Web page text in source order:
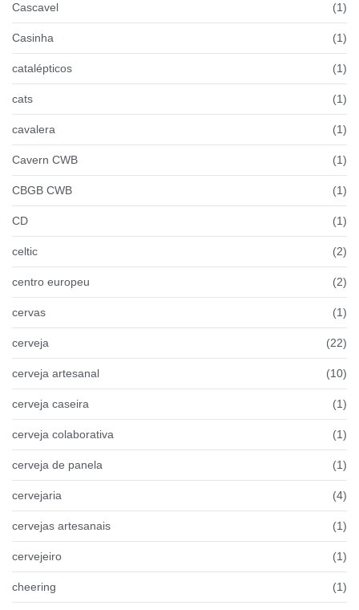
Cascavel (1)
Casinha (1)
catalépticos (1)
cats (1)
cavalera (1)
Cavern CWB (1)
CBGB CWB (1)
CD (1)
celtic (2)
centro europeu (2)
cervas (1)
cerveja (22)
cerveja artesanal (10)
cerveja caseira (1)
cerveja colaborativa (1)
cerveja de panela (1)
cervejaria (4)
cervejas artesanais (1)
cervejeiro (1)
cheering (1)